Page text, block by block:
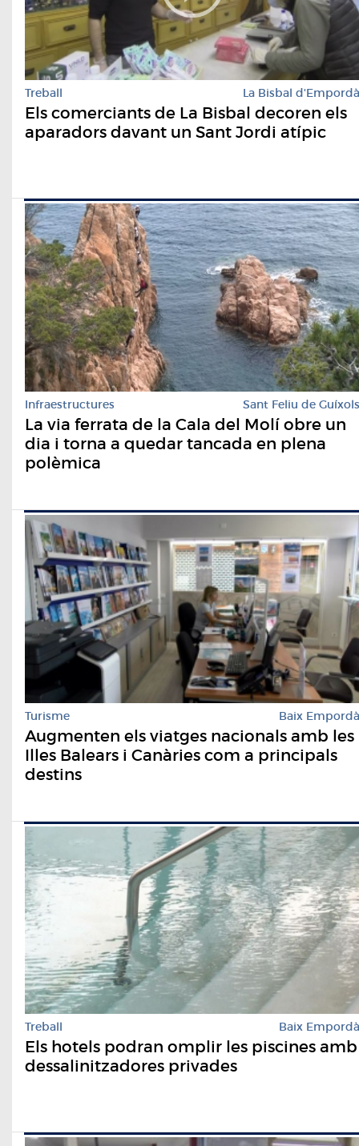
Treball La Bisbal d'Empordà
Els comerciants de La Bisbal decoren els
aparadors davant un Sant Jordi atípic
Infraestructures Sant Feliu de Guíxols
La via ferrata de la Cala del Molí obre un
dia i torna a quedar tancada en plena
polèmica
Turisme Baix Empordà
Augmenten els viatges nacionals amb les
Illes Balears i Canàries com a principals
destins
Treball Baix Empordà
Els hotels podran omplir les piscines amb
dessalinitzadores privades